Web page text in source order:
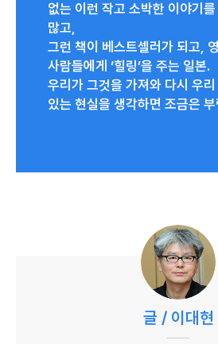
없는 이런 작고 소박한 이야기
많고,
그런 책이 베스트셀러가 되고,
사람들에게 ‘힐링’을 주는 일본.
우리가 그것을 가져와 다시 우
있는 현실을 생각하면 조금은
글 / 이대현